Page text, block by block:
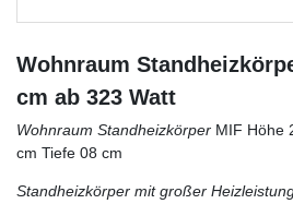
Wohnraum
cm ab 323 Watt
Wohnraum Standheizkörper MIF Höhe
cm Tiefe 08 cm
Standheizkörper mit großer